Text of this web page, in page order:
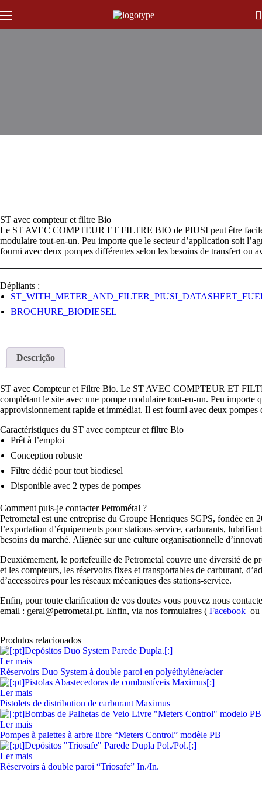
ST avec compteur et filtre Bio
Le ST AVEC COMPTEUR ET FILTRE BIO de PIUSI peut être
modulaire tout-en-un. Peu importe que le secteur d’application soit
fourni avec deux pompes différentes selon les besoins de transfert
Dépliants :
BROCHURE_BIODIESEL
Descrição
ST avec Compteur et Filtre Bio. Le ST AVEC COMPTEUR ET
complétant le site avec une pompe modulaire tout-en-un. Peu importe
approvisionnement rapide et immédiat. Il est fourni avec deux
Caractéristiques du ST avec compteur et filtre Bio
Prêt à l’emploi
Conception robuste
Filtre dédié pour tout biodiesel
Disponible avec 2 types de pompes
Comment puis-je contacter Petrométal ?
Petrometal est une entreprise du Groupe Henriques SGPS, fondée
l’exportation d’équipements pour stations-service, carburants,
besoins du marché. Alignée sur une culture organisationnelle
Deuxièmement, le portefeuille de Petrometal couvre une diversité de
et les compteurs, les réservoirs fixes et transportables de carburant,
d’accessoires pour les réseaux mécaniques des stations-service.
Enfin, pour toute clarification de vos doutes vous pouvez nous
email : geral@petrometal.pt. Enfin, via nos formulaires ( Facebook
Produtos relacionados
Ler mais
Réservoirs Duo System à double paroi en polyéthylène/acier
Ler mais
Pistolets de distribution de carburant Maximus
Ler mais
Pompes à palettes à arbre libre “Meters Control” modèle PB
Ler mais
Réservoirs à double paroi “Triosafe” In./In.